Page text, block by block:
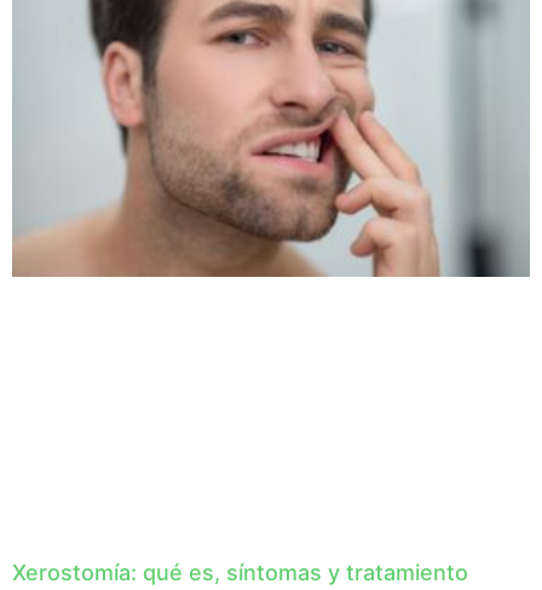
Xerostomía: qué es, síntomas y tratamiento